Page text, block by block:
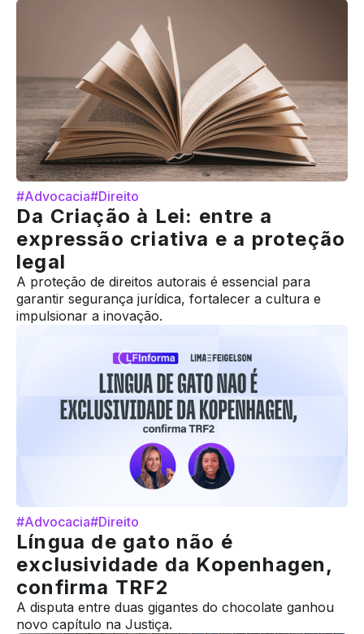
#Advocacia#Direito
Da Criação à Lei: entre a
expressão criativa e a proteção
legal
A proteção de direitos autorais é essencial para
garantir segurança jurídica, fortalecer a cultura e
impulsionar a inovação.
#Advocacia#Direito
Língua de gato não é
exclusividade da Kopenhagen,
confirma TRF2
A disputa entre duas gigantes do chocolate ganhou
novo capítulo na Justiça.